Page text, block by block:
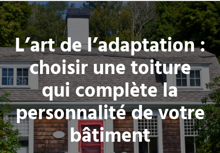
L’art de l’adaptation :
choisir une toiture
qui complète la
personnalité de votre
bâtiment